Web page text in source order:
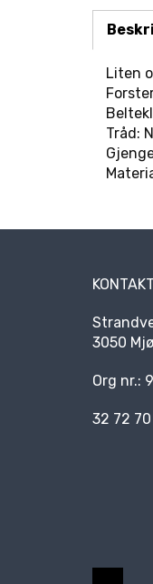
Liten
Tråd:
3050
Org nr.:
32 72